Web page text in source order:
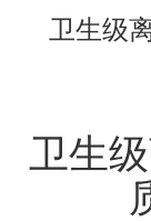
卫生级
卫生